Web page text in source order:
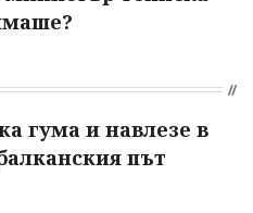
гума и навлезе в
път